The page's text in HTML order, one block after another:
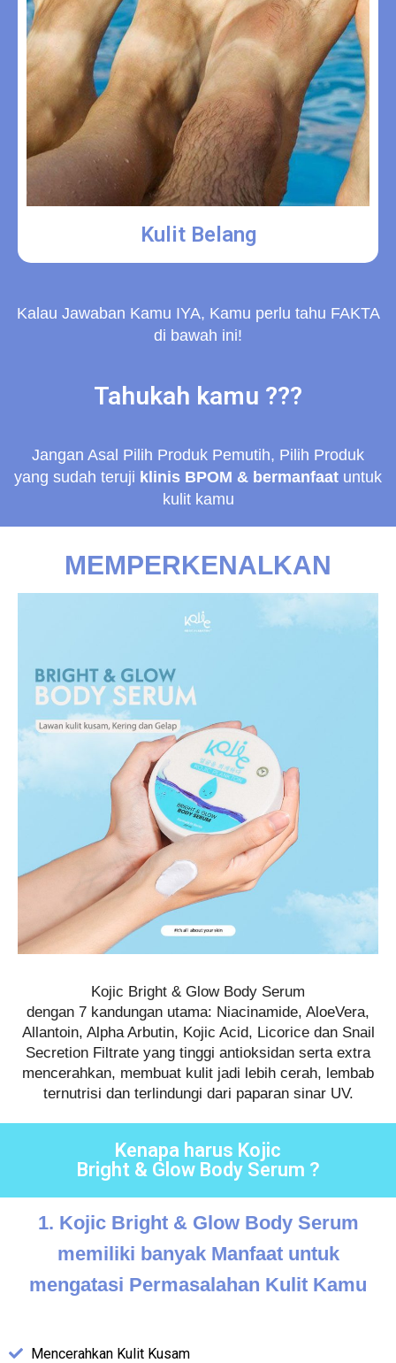
Kulit Belang
Kalau Jawaban Kamu IYA, Kamu perlu tahu FAKTA
di bawah ini!
Tahukah kamu ???
Jangan Asal Pilih Produk Pemutih, Pilih Produk
yang sudah teruji klinis BPOM & bermanfaat untuk
kulit kamu
MEMPERKENALKAN
Kojic Bright & Glow Body Serum
dengan 7 kandungan utama: Niacinamide, AloeVera,
Allantoin, Alpha Arbutin, Kojic Acid, Licorice dan Snail
Secretion Filtrate yang tinggi antioksidan serta extra
mencerahkan, membuat kulit jadi lebih cerah, lembab
ternutrisi dan terlindungi dari paparan sinar UV.
Kenapa harus Kojic
Bright & Glow Body Serum ?
1. Kojic Bright & Glow Body Serum
memiliki banyak Manfaat untuk
mengatasi Permasalahan Kulit Kamu
Mencerahkan Kulit Kusam